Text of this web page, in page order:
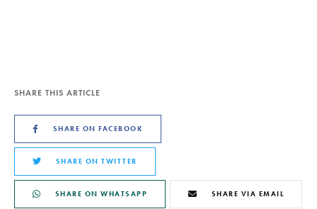
SHARE THIS ARTICLE
SHARE ON FACEBOOK
SHARE ON TWITTER
SHARE ON WHATSAPP SHARE VIA EMAIL